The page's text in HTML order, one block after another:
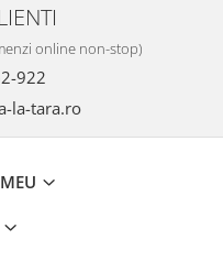
online non-stop)
922
la-tara.ro